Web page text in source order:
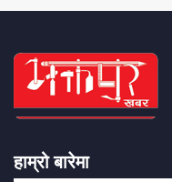
हाम्रो बारेमा